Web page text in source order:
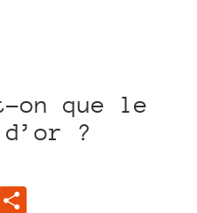
on que le
?